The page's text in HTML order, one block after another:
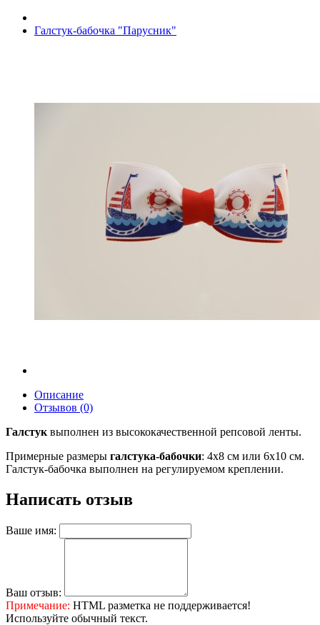
Галстук-бабочка "Парусник"
Описание
Отзывов (0)
Галстук выполнен из высококачественной репсовой ленты.
Примерные размеры галстука-бабочки: 4х8 см или 6х10 см.
Галстук-бабочка выполнен на регулируемом креплении.
Написать отзыв
Ваше имя:
Ваш отзыв:
Примечание: HTML разметка не поддерживается!
Используйте обычный текст.